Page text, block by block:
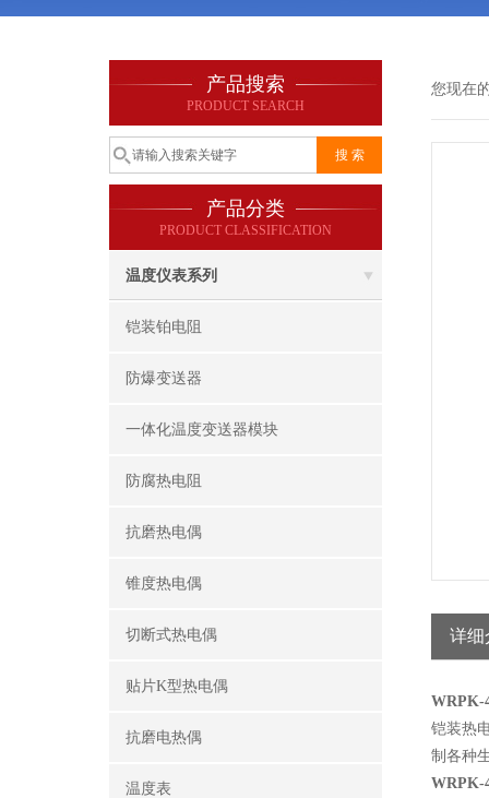
产品搜索
PRODUCT SEARCH
产品分类
PRODUCT CLASSIFICATION
温度仪表系列
铠装铂电阻
防爆变送器
一体化温度变送器模块
防腐热电阻
抗磨热电偶
锥度热电偶
切断式热电偶
贴片K型热电偶
抗磨电热偶
温度表
您现在
详细
WRPK-
铠装热
制各种
WRPK-